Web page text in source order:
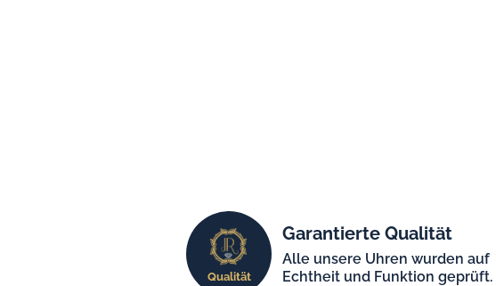
Qualität
Garantierte Qualität
Alle unsere Uhren wurden auf
Echtheit und Funktion geprüft.